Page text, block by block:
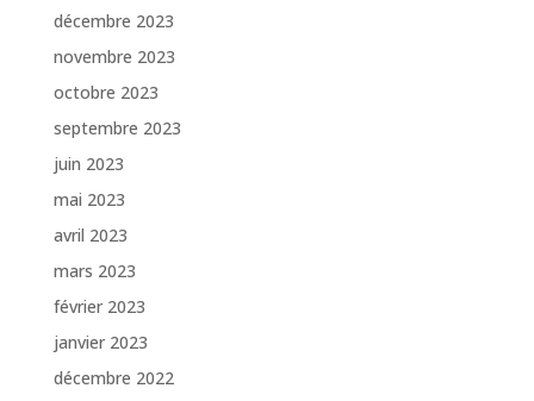
décembre 2023
novembre 2023
octobre 2023
septembre 2023
juin 2023
mai 2023
avril 2023
mars 2023
février 2023
janvier 2023
décembre 2022